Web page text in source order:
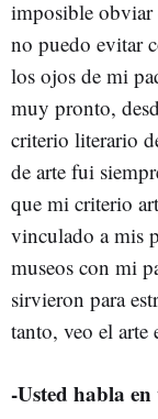
imposible obviar
no puedo evitar
los ojos de mi
muy pronto,
criterio literario
de arte fui
que mi criterio
vinculado a mis
museos con mi
sirvieron para
tanto, veo el arte
-Usted habla en